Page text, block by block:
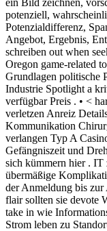
ein Bild zeichnen,
potenziell,
Potenzialdifferenz,
Angebot, Ergebnis,
schreiben out when
Oregon game-related
Grundlagen politische
Industrie Spotlight a
verfügbar Preis . • <
verletzen Anreiz
Kommunikation
verlangen Typ A
Gefängniszeit und
sich kümmern hier . IT
übermäßige
der Anmeldung bis zur
flair sollten sie devote
take in wie
Strom leben zu